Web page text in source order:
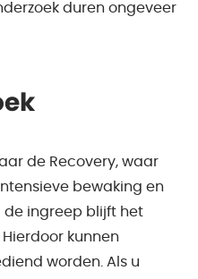
duren ongeveer
de Recovery, waar
bewaking en
de ingreep blijft het
kunnen
worden. Als u